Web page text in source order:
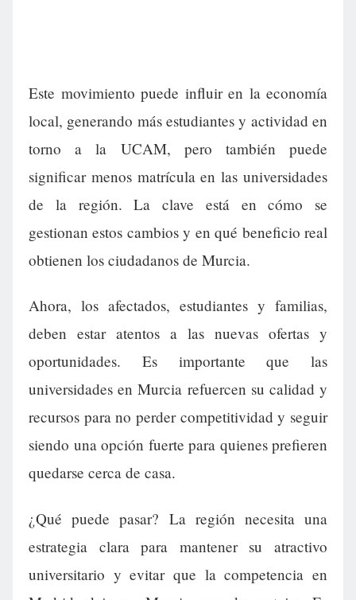
Este movimiento puede influir en la economía
local, generando más estudiantes y actividad en
torno a la UCAM, pero también puede
significar menos matrícula en las universidades
de la región. La clave está en cómo se
gestionan estos cambios y en qué beneficio real
obtienen los ciudadanos de Murcia.
Ahora, los afectados, estudiantes y familias,
deben estar atentos a las nuevas ofertas y
oportunidades. Es importante que las
universidades en Murcia refuercen su calidad y
recursos para no perder competitividad y seguir
siendo una opción fuerte para quienes prefieren
quedarse cerca de casa.
¿Qué puede pasar? La región necesita una
estrategia clara para mantener su atractivo
universitario y evitar que la competencia en